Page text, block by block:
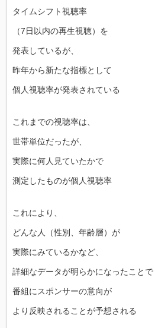
タイムシフト視聴率
（7日以内の再生視聴）を
発表しているが、
昨年から新たな指標として
個人視聴率が発表されている
これまでの視聴率は、
世帯単位だったが、
実際に何人見ていたかで
測定したものが個人視聴率
これにより、
どんな人（性別、年齢層）が
実際にみているかなど、
詳細なデータが明らかになったことで
番組にスポンサーの意向が
より反映されることが予想される